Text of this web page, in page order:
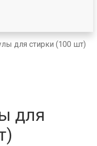
для стирки (100 шт)
для